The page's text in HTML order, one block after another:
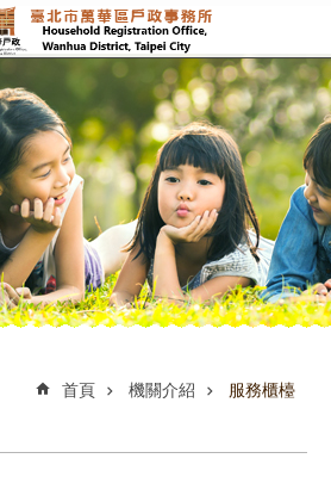
首頁 機關介紹 服務櫃檯